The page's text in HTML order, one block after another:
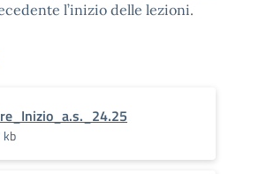
l’inizio delle lezioni.
kb